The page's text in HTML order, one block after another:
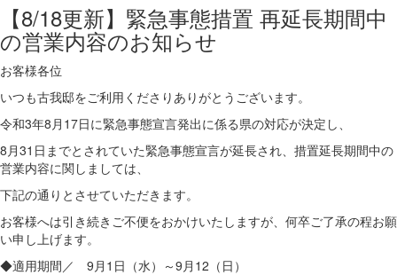
【8/18更新】緊急事態措置 再延長期間中
の営業内容のお知らせ
お客様各位
いつも古我邸をご利用くださりありがとうございます。
令和3年8月17日に緊急事態宣言発出に係る県の対応が決定し、
8月31日までとされていた緊急事態宣言が延長され、措置延長期間中の
営業内容に関しましては、
下記の通りとさせていただきます。
お客様へは引き続きご不便をおかけいたしますが、何卒ご了承の程お願
い申し上げます。
◆適用期間／ 9月1日（水）～9月12（日）